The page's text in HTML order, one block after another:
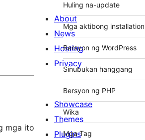
mga ito
Huling na-update
Mga aktibong installation
Bersyon ng WordPress
Sinubukan hanggang
Bersyon ng PHP
Wika
Mga Tag
About
News
Hosting
Privacy
Showcase
Themes
Plugins